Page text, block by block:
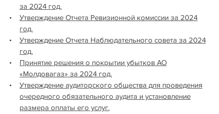
за 2024 год.
Утверждение Отчета Ревизионной комиссии за 2024
год.
Утверждение Отчета Наблюдательного совета за 2024
год.
Принятие решения о покрытии убытков АО
«Молдовагаз» за 2024 год.
Утверждение аудиторского общества для проведения
очередного обязательного аудита и установление
размера оплаты его услуг.